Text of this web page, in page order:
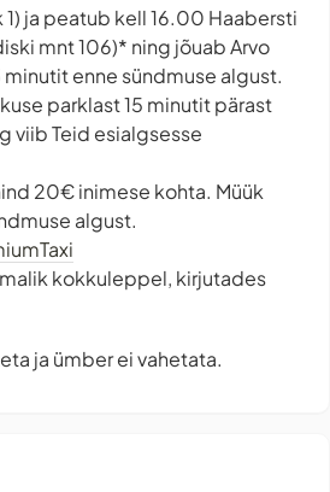
1) ja peatub kell 16.00 Haabersti
mnt 106)* ning jõuab Arvo
minutit enne sündmuse algust.
parklast 15 minutit pärast
viib Teid esialgsesse
20€ inimese kohta. Müük
algust.
kokkuleppel, kirjutades
ja ümber ei vahetata.